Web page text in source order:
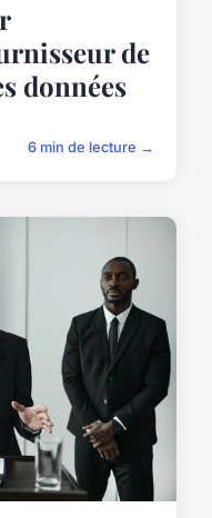
de
données
6 min de lecture →